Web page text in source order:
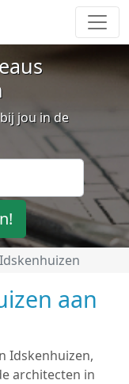
jou in de
Idskenhuizen
aan
Idskenhuizen,
architecten in